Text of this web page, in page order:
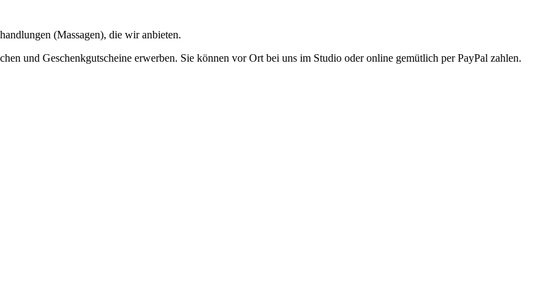
(Massagen), die wir anbieten.
und Geschenkgutscheine erwerben. Sie können vor Ort bei uns im Studio oder online gemütlich per PayPal zahlen.